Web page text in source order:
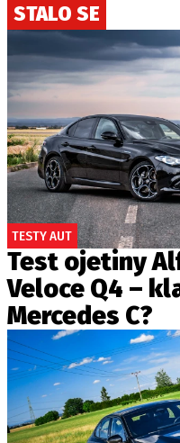
STALO SE
TESTY AUT
Test ojetiny
Veloce Q4 –
Mercedes C?